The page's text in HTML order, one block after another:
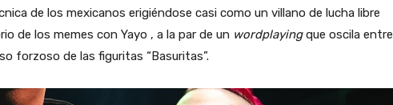
de los mexicanos erigiéndose casi como un villano de lucha libre
de los memes con Yayo , a la par de un wordplayingque oscila entre
forzoso de las figuritas “Basuritas”.